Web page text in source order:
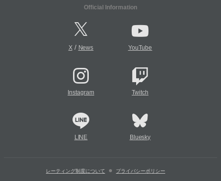
Official Information
X/ News YouTube
Instagram Twitch
LINE Bluesky
レーティング制度について プライバシーポリシー